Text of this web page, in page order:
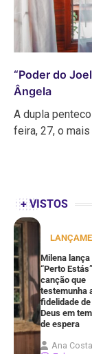
“Poder do
Ângela
A dupla
feira, 27, o
+ VISTOS
Milena lança
“Perto
canção que
testemunha
fidelidade de
Deus em
de espera
Ana Costa